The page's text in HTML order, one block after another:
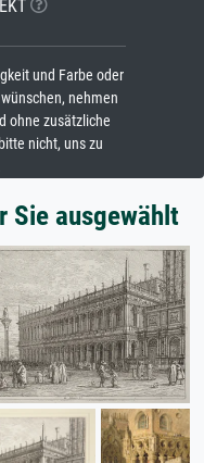
und Farbe oder
nehmen
ohne zusätzliche
nicht, uns zu
Sie ausgewählt